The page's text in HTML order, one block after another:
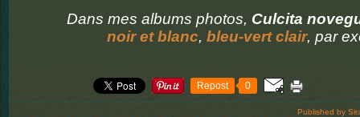
Dans mes albums photos, Culcita
noir et blanc, bleu-vert clair, par
Repost 0
Published by